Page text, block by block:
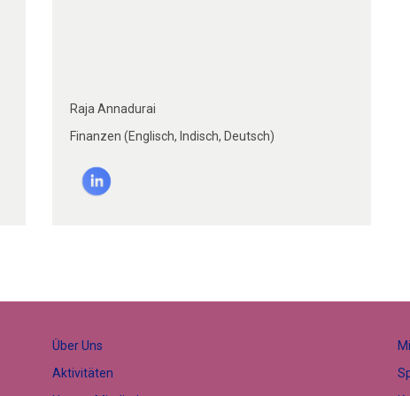
Raja Annadurai
Finanzen (Englisch, Indisch, Deutsch)
Über Uns
Aktivitäten